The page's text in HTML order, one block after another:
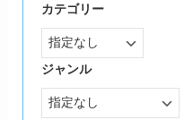
カテゴリー
ジャンル